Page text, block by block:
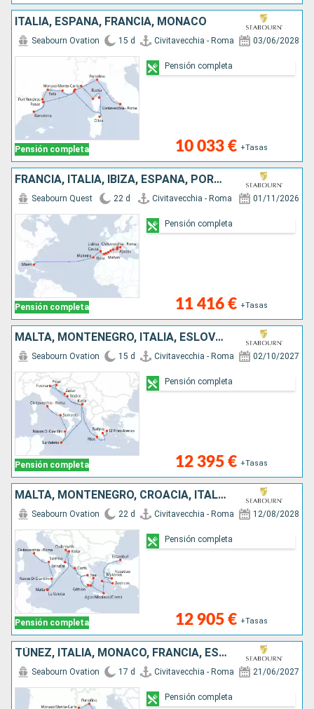
ITALIA, ESPAÑA, FRANCIA, MONACO
Pensión completa
Seabourn Ovation 15 d Civitavecchia - Roma 03/06/2028
10 033 € +Tasas
Pensión completa
FRANCIA, ITALIA, IBIZA, ESPAÑA, PORTUGAL, ESTADOS UNIDOS
Pensión completa
Seabourn Quest 22 d Civitavecchia - Roma 01/11/2026
11 416 € +Tasas
Pensión completa
MALTA, MONTENEGRO, ITALIA, ESLOVENIA, CROACIA, GRECIA
Pensión completa
Seabourn Ovation 15 d Civitavecchia - Roma 02/10/2027
12 395 € +Tasas
Pensión completa
MALTA, MONTENEGRO, CROACIA, ITALIA, GRECIA, TURQUÍA
Pensión completa
Seabourn Ovation 22 d Civitavecchia - Roma 12/08/2028
12 905 € +Tasas
Pensión completa
TÚNEZ, ITALIA, MONACO, FRANCIA, ESPAÑA
Seabourn Ovation 17 d Civitavecchia - Roma 21/06/2027
Pensión completa